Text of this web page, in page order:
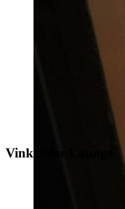
Vinkælder/Lounge